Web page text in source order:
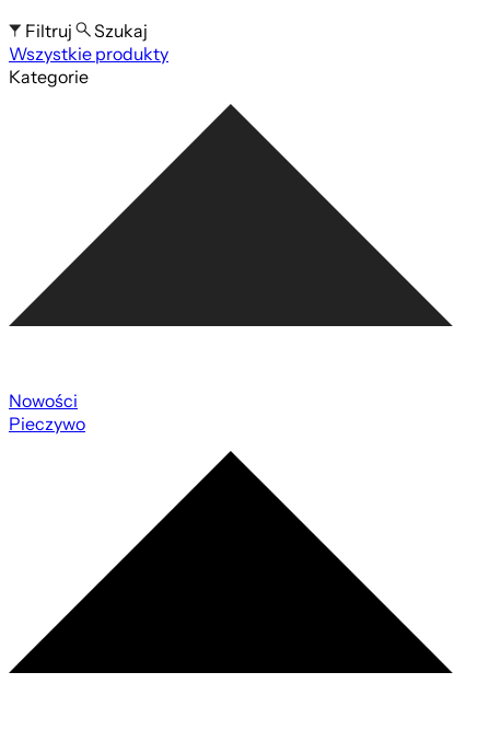
Filtruj
Szukaj
Wszystkie produkty
Szukaj po nazwie produktu
Kategorie
Nowości
Pieczywo